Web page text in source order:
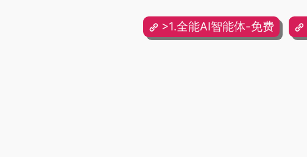
>1.全能AI智能体-免费